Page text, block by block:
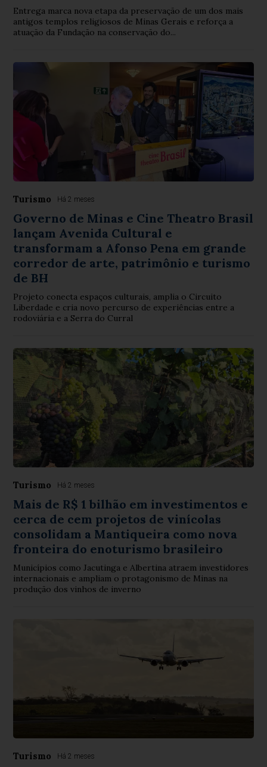
Entrega marca nova etapa da preservação de um dos mais
antigos templos religiosos de Minas Gerais e reforça a
atuação da Fundação na conservação do...
Turismo Há 2 meses
Governo de Minas e Cine Theatro Brasil
lançam Avenida Cultural e
transformam a Afonso Pena em grande
corredor de arte, patrimônio e turismo
de BH
Projeto conecta espaços culturais, amplia o Circuito
Liberdade e cria novo percurso de experiências entre a
rodoviária e a Serra do Curral
Turismo Há 2 meses
Mais de R$ 1 bilhão em investimentos e
cerca de cem projetos de vinícolas
consolidam a Mantiqueira como nova
fronteira do enoturismo brasileiro
Municípios como Jacutinga e Albertina atraem investidores
internacionais e ampliam o protagonismo de Minas na
produção dos vinhos de inverno
Turismo Há 2 meses